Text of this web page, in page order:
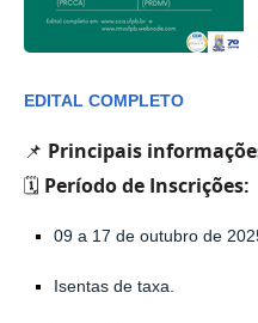
EDITAL COMPLETO
📌 Principais
🗓️ Período de Inscrições:
09 a 17 de outubro de
Isentas de taxa.